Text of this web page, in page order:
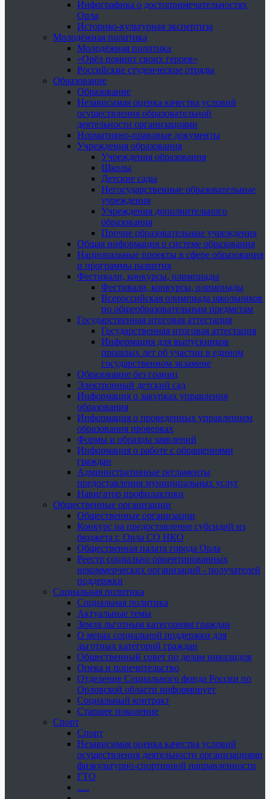
Инфографика о достопримечательностях
Орла
Историко-культурная экспертиза
Молодёжная политика
Молодёжная политика
«Орёл помнит своих героев»
Российские студенческие отряды
Образование
Образование
Независимая оценка качества условий
осуществления образовательной
деятельности организациями
Нормативно-правовые документы
Учреждения образования
Учреждения образования
Школы
Детские сады
Негосударственные образовательные
учреждения
Учреждения дополнительного
образования
Прочие образовательные учреждения
Общая информация о системе образования
Национальные проекты в сфере образования
и программы развития
Фестивали, конкурсы, олимпиады
Фестивали, конкурсы, олимпиады
Всероссийская олимпиада школьников
по общеобразовательным предметам
Государственная итоговая аттестация
Государственная итоговая аттестация
Информация для выпускников
прошлых лет об участии в едином
государственном экзамене
Образование без границ
Электронный детский сад
Информация о закупках управления
образования
Информация о проведенных управлением
образования проверках
Формы и образцы заявлений
Информация о работе с обращениями
граждан
Административные регламенты
предоставления муниципальных услуг
Навигатор профилактики
Общественные организации
Общественные организации
Конкурс на предоставление субсидий из
бюджета г. Орла СО НКО
Общественная палата города Орла
Реестр социально ориентированных
некоммерческих организаций - получателей
поддержки
Социальная политика
Социальная политика
Актуальные темы
Земля льготным категориям граждан
О мерах социальной поддержки для
льготных категорий граждан
Общественный совет по делам инвалидов
Опека и попечительство
Отделение Социального фонда России по
Орловской области информирует
Социальный контракт
Старшее поколение
Спорт
Спорт
Независимая оценка качества условий
осуществления деятельности организациями
физкультурно-спортивной направленности
ГТО
.....